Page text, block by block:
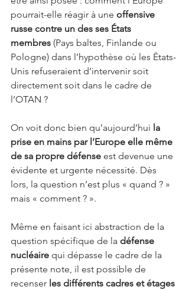
pourrait-elle réagir à une offensive
russe contre un des ses États
membres (Pays baltes, Finlande ou
Pologne) dans l’hypothèse où les États-
Unis refuseraient d’intervenir soit
directement soit dans le cadre de
l’OTAN ?
On voit donc bien qu’aujourd’hui la
prise en mains par l’Europe elle même
de sa propre défense est devenue une
évidente et urgente nécessité. Dès
lors, la question n’est plus « quand ? »
mais « comment ? ».
Même en faisant ici abstraction de la
question spécifique de la défense
nucléaire qui dépasse le cadre de la
présente note, il est possible de
recenser les différents cadres et étages